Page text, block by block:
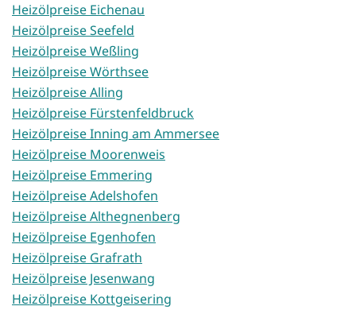
Heizölpreise Eichenau
Heizölpreise Seefeld
Heizölpreise Weßling
Heizölpreise Wörthsee
Heizölpreise Alling
Heizölpreise Fürstenfeldbruck
Heizölpreise Inning am Ammersee
Heizölpreise Moorenweis
Heizölpreise Emmering
Heizölpreise Adelshofen
Heizölpreise Althegnenberg
Heizölpreise Egenhofen
Heizölpreise Grafrath
Heizölpreise Jesenwang
Heizölpreise Kottgeisering